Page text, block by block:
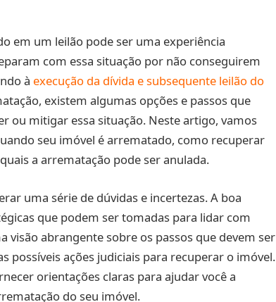
em um leilão pode ser uma experiência
com essa situação por não conseguirem
à execução da dívida e subsequente leilão do
existem algumas opções e passos que
ou mitigar essa situação. Neste artigo, vamos
seu imóvel é arrematado, como recuperar
a arrematação pode ser anulada.
uma série de dúvidas e incertezas. A boa
que podem ser tomadas para lidar com
visão abrangente sobre os passos que devem ser
possíveis ações judiciais para recuperar o imóvel.
orientações claras para ajudar você a
do seu imóvel.